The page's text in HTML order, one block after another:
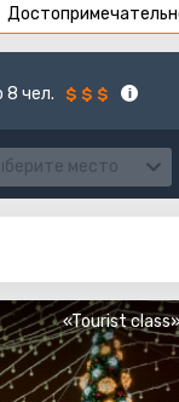
8 чел.
место
«Tourist